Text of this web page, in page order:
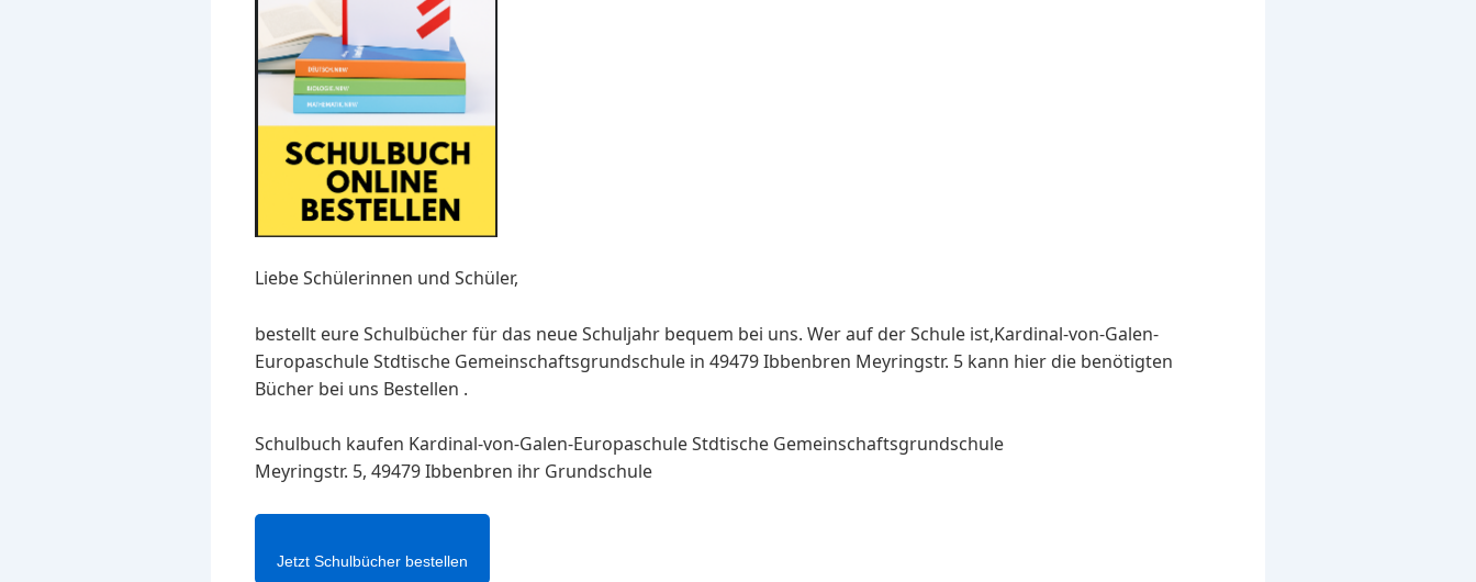
Liebe Schülerinnen und Schüler,
bestellt eure Schulbücher für das neue Schuljahr bequem bei uns. Wer auf der Schule ist,Kardinal-von-Galen-
Europaschule Stdtische Gemeinschaftsgrundschule in 49479 Ibbenbren Meyringstr. 5 kann hier die benötigten
Bücher bei uns Bestellen .
Schulbuch kaufen Kardinal-von-Galen-Europaschule Stdtische Gemeinschaftsgrundschule
Meyringstr. 5, 49479 Ibbenbren ihr Grundschule
Jetzt Schulbücher bestellen